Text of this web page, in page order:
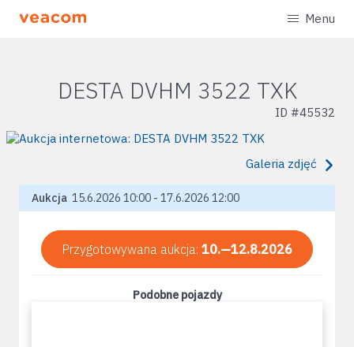
Menu
DESTA DVHM 3522 TXK
ID #45532
Galeria zdjęć
Aukcja 15.6.2026 10:00 - 17.6.2026 12:00
Przygotowywana aukcja: 10.—12.8.2026
Podobne pojazdy